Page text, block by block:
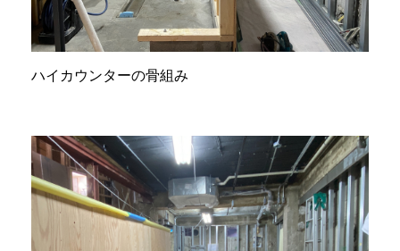
ハイカウンターの骨組み